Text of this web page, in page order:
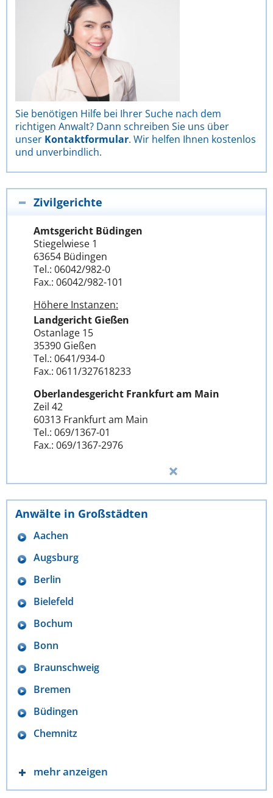
Sie benötigen Hilfe bei Ihrer Suche nach dem
richtigen Anwalt? Dann schreiben Sie uns über
unser Kontaktformular. Wir helfen Ihnen kostenlos
und unverbindlich.
Zivilgerichte
Amtsgericht Büdingen
Stiegelwiese 1
63654 Büdingen
Tel.: 06042/982-0
Fax.: 06042/982-101
Höhere Instanzen:
Landgericht Gießen
Ostanlage 15
35390 Gießen
Tel.: 0641/934-0
Fax.: 0611/327618233
Oberlandesgericht Frankfurt am Main
Zeil 42
60313 Frankfurt am Main
Tel.: 069/1367-01
Fax.: 069/1367-2976
Anwälte in Großstädten
Aachen
Augsburg
Berlin
Bielefeld
Bochum
Bonn
Braunschweig
Bremen
Büdingen
Chemnitz
mehr anzeigen